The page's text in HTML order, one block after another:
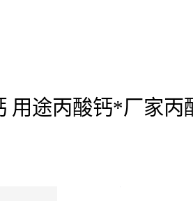
用途丙酸钙*厂家丙